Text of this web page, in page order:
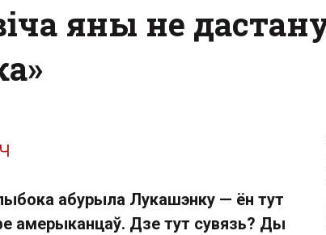
яны не
абурыла Лукашэнку — ён тут
амерыканцаў. Дзе тут сувязь? Ды